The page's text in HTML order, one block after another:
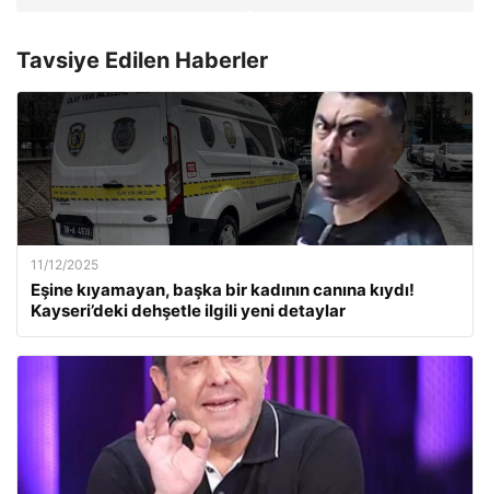
Tavsiye Edilen Haberler
11/12/2025
Eşine kıyamayan, başka bir kadının canına kıydı!
Kayseri’deki dehşetle ilgili yeni detaylar